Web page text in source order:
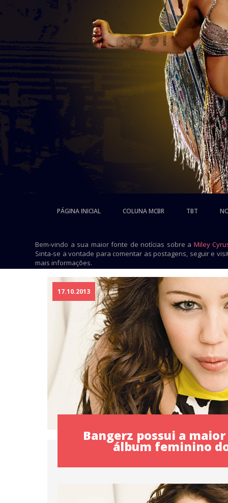
PÁGINA INICIAL COLUNA MCBR TBT
Bem-vindo a sua maior fonte de notícias sobre a Miley
Sinta-se a vontade para comentar as postagens, seguir e
mais informações.
17.10.2013
Bangerz possui a
álbum feminino